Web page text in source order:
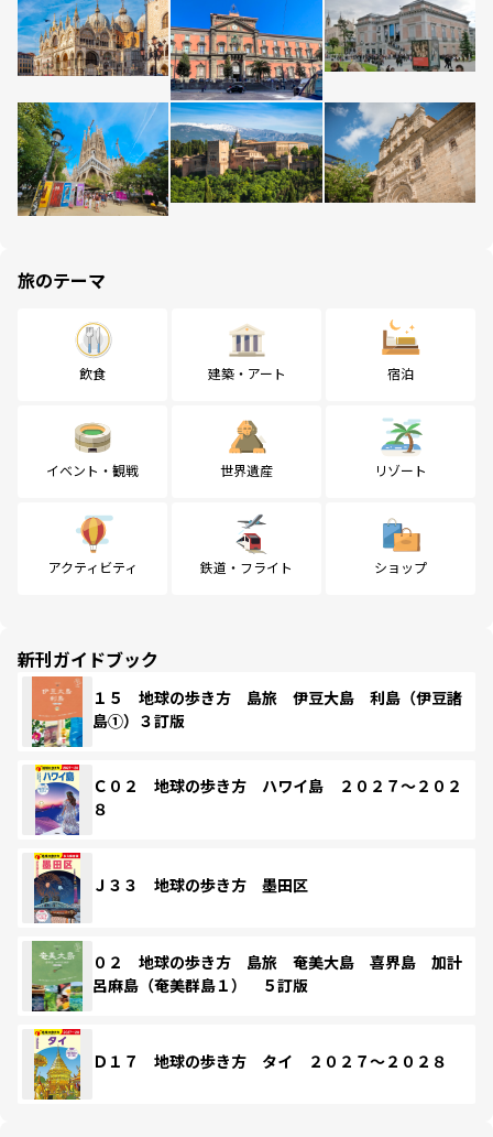
旅のテーマ
飲食 建築・アート 宿泊
イベント・観戦 世界遺産 リゾート
アクティビティ 鉄道・フライト ショップ
新刊ガイドブック
１５ 地球の歩き方 島旅 伊豆大島 利島（伊豆諸
島①）３訂版
Ｃ０２ 地球の歩き方 ハワイ島 ２０２７～２０２
８
Ｊ３３ 地球の歩き方 墨田区
０２ 地球の歩き方 島旅 奄美大島 喜界島 加計
呂麻島（奄美群島１） ５訂版
Ｄ１７ 地球の歩き方 タイ ２０２７～２０２８